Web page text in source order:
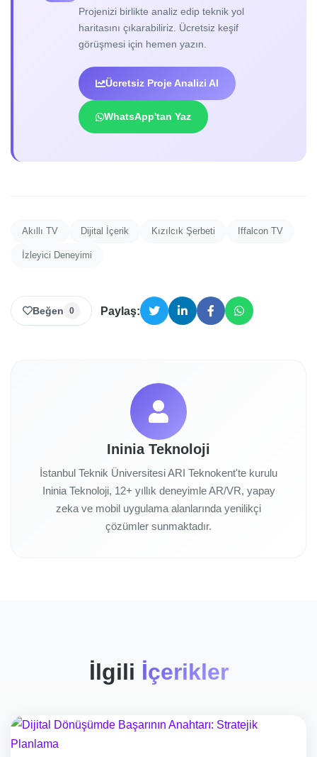
Projenizi birlikte analiz edip teknik yol
haritasını çıkarabiliriz. Ücretsiz keşif
görüşmesi için hemen yazın.
Ücretsiz Proje Analizi Al
WhatsApp'tan Yaz
Akıllı TV Dijital İçerik Kızılcık Şerbeti Iffalcon TV
İzleyici Deneyimi
Beğen 0 Paylaş:
Ininia Teknoloji
İstanbul Teknik Üniversitesi ARI Teknokent'te kurulu
Ininia Teknoloji, 12+ yıllık deneyimle AR/VR, yapay
zeka ve mobil uygulama alanlarında yenilikçi
çözümler sunmaktadır.
İlgili İçerikler